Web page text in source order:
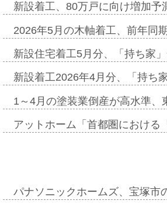
新設着工、80万戸に向け増加
2026年5月の木軸着工、前年同
新設住宅着工5月分、「持ち家
新設着工2026年4月分、「持ち
1～4月の塗装業倒産が高水準
アットホーム「首都圏におけ
パナソニックホームズ、宝塚